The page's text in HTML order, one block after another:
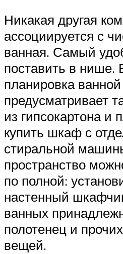
Никакая другая
ассоциируется с
ванная. Самый
поставить в нише.
планировка
предусматривает
из гипсокартона и
купить шкаф с
стиральной
пространство
по полной:
настенный
ванных
полотенец и
вещей.